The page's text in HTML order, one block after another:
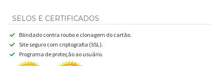
SELOS E CERTIFICADOS
Blindado contra roubo e clonagem do cartão.
Site seguro com criptografia (SSL).
Programa de proteção ao usuário.